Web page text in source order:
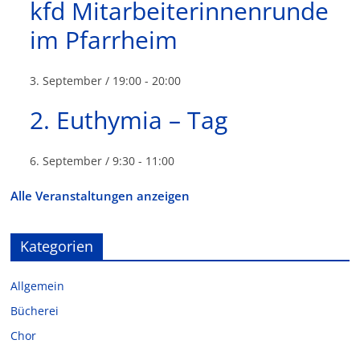
kfd Mitarbeiterinnenrunde
im Pfarrheim
3. September / 19:00 -20:00
2. Euthymia – Tag
6. September / 9:30 - 11:00
Alle Veranstaltungen anzeigen
Kategorien
Allgemein
Bücherei
Chor